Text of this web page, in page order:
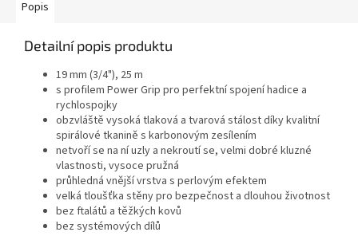
Popis
Detailní popis produktu
19 mm (3/4"), 25 m
s profilem Power Grip pro perfektní spojení hadice a
rychlospojky
obzvláště vysoká tlaková a tvarová stálost díky kvalitní
spirálové tkanině s karbonovým zesílením
netvoří se na ní uzly a nekroutí se, velmi dobré kluzné
vlastnosti, vysoce pružná
průhledná vnější vrstva s perlovým efektem
velká tloušťka stěny pro bezpečnost a dlouhou životnost
bez ftalátů a těžkých kovů
bez systémových dílů